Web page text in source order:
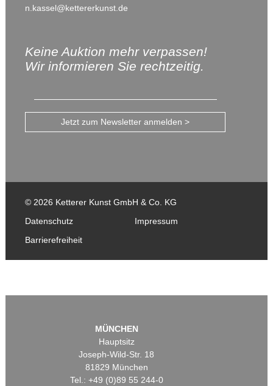
n.kassel@kettererkunst.de
Keine Auktion mehr verpassen!
Wir informieren Sie rechtzeitig.
Jetzt zum Newsletter anmelden >
© 2026 Ketterer Kunst GmbH & Co. KG
Datenschutz
Impressum
Barrierefreiheit
MÜNCHEN
Hauptsitz
Joseph-Wild-Str. 18
81829 München
Tel.: +49 (0)89 55 244-0